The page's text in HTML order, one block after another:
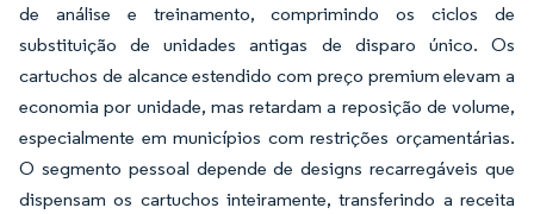
de análise e treinamento, comprimindo os ciclos de
substituição de unidades antigas de disparo único. Os
cartuchos de alcance estendido com preço premium elevam a
economia por unidade, mas retardam a reposição de volume,
especialmente em municípios com restrições orçamentárias.
O segmento pessoal depende de designs recarregáveis que
dispensam os cartuchos inteiramente, transferindo a receita